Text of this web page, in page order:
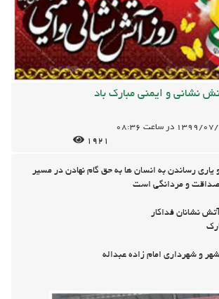
نشانی و ایمنی مبارک باد
1399/07/ در ساعت 08:36
1921
رساندن به انسان ها به حق گام نهادن در مسیر
صداقت و مردانگی است
نشانان فداکار
و شهرداری امام زاده عبداله